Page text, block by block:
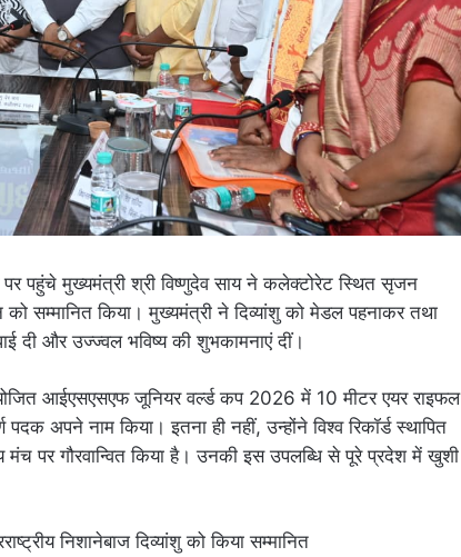
पहुंचे मुख्यमंत्री श्री विष्णुदेव साय ने कलेक्टोरेट स्थित सृजन
को सम्मानित किया। मुख्यमंत्री ने दिव्यांशु को मेडल पहनाकर तथा
दी और उज्ज्वल भविष्य की शुभकामनाएं दीं।
आईएसएसएफ जूनियर वर्ल्ड कप 2026 में 10 मीटर एयर राइफल
पदक अपने नाम किया। इतना ही नहीं, उन्होंने विश्व रिकॉर्ड स्थापित
पर गौरवान्वित किया है। उनकी इस उपलब्धि से पूरे प्रदेश में खुशी